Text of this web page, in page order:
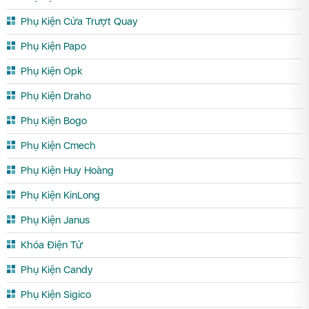
Phụ Kiện Cửa Trượt Quay
Phụ Kiện Papo
Phụ Kiện Opk
Phụ Kiện Draho
Phụ Kiện Bogo
Phụ Kiện Cmech
Phụ Kiện Huy Hoàng
Phụ Kiện KinLong
Phụ Kiện Janus
Khóa Điện Tử
Phụ Kiện Candy
Phụ Kiện Sigico